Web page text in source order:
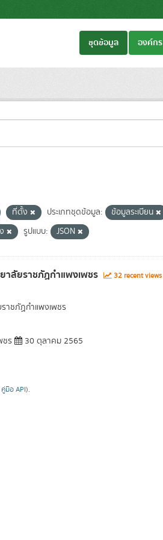
ชุดข้อมูล องค์กร
ที่ตั้ง ประเภทชุดข้อมูล:
ข้อมูลระเบียน
รูปแบบ: JSON
ลัยราชภัฏกำแพงเพชร 32 recent views
าชภัฏกำแพงเพชร
ชร 30 ตุลาคม 2565
คู่มือ API).